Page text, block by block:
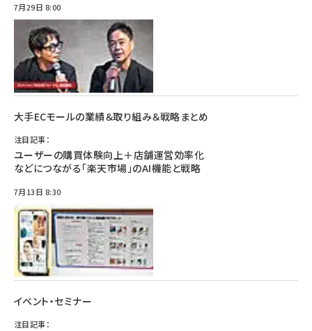
7月29日 8:00
大手ECモールの業績＆取り組み＆戦略まとめ
注目記事：
ユーザーの購買体験向上＋店舗運営効率化
などにつながる「楽天市場」のAI機能と戦略
7月13日 8:30
イベント・セミナー
注目記事：